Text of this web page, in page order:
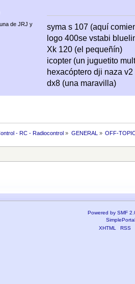
de JRJ y
syma s 107 (aquí
logo 400se vstabi
Xk 120 (el pequeñín)
icopter (un juguetito
hexacóptero dji naza
dx8 (una maravilla)
- RC - Radiocontrol » GENERAL » OFF-
Powered by SMF
XHTML
RSS